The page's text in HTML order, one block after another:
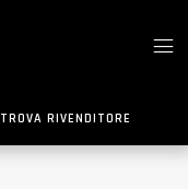
TROVA RIVENDITORE